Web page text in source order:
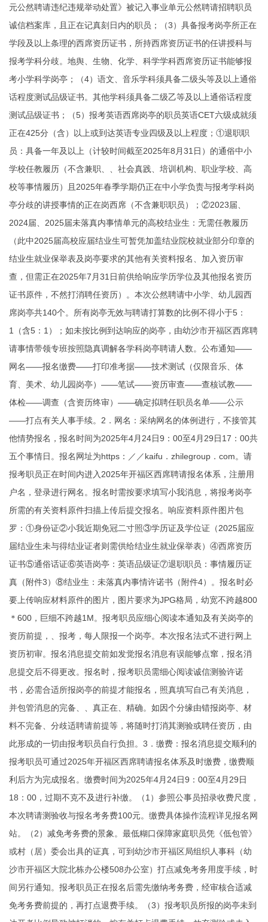
元公然聘请违纪违规举动处置》被记入事业单元公然聘请招聘职员
诚信档案库，且正在记真刻日内的职员；（3）具备报考岗亭所正在
学段及以上条理的西席资历证书，所持西席资历证书的任讲授科与
报考学科分歧。地舆、生物、化学、科学学科西席资历证书能够报
考小学科学岗亭；（4）语文、音乐学科须具备二级头等及以上通俗
话程度测试品级证书。其他学科须具备二级乙等及以上通俗话程度
测试品级证书；（5）报考英语西席岗亭的职员英语CET六级成就须
正在425分（含）以上或到达英语专业四级及以上程度；①退职职
员：具备一年及以上（计较时间截至2025年8月31日）的通俗中小
学校任教履历（不含兼职、、社会真践、培训机构、职业学校、高
校等事情履历）且2025年春季学期仍正在中小学负责与报考学科岗
亭分歧的讲授事情的正在岗西席（不含兼职职员）；②2023届、
2024届、2025届未落真内事情单元的高校结业生：无需任教履历
（此中2025届高校应届结业生可暂凭加盖结业院校就业部分印章的
结业生就业保举表及岗亭要求的其他有关资料报名、加入资历审
查，但需正在2025年7月31日前供给响应学历学位及其他报名资历
证书原件，不然打消聘任资历）。本次公然聘请中小学、幼儿园西
席岗亭共140个。所有岗亭无效与聘请打算数的比例不得小于5：
1（含5：1）；如未按比例到达响应的岗亭，由幼沙市开福区西席聘
请事情带领专班按照隐真调解各学科岗亭聘请人数。公布通知——
网名——报名缴费——打印准考据——技术测试（仅限音乐、体
育、美术、幼儿园岗亭）——笔试——资历审查——查核试教——
体检——调查（含资历终审）——确定拟聘任职员名单——公示
——打点有关人事手续。2．网名：采纳网名的体例进行，不接管其
他情势报名，报名时间为2025年4月24日9：00至4月29日17：00共
五个事情日。报名网址为https：／／kaifu．zhilegroup．com。请
报考职员正在时间内进入2025年开福区西席聘请报名体系，注册用
户名，登录进行网名。报名时需按要求填写小我消息，将报考岗亭
所需的有关资料原件扫描上传后提交报名。响应资料原件图片包
罗：①身份证②小我近期免冠二寸照③学历证及学位证（2025届应
届结业生未与得结业证者则需供给结业生就业保举表）④西席资历
证书⑤通俗话证⑥英语岗亭：英语品级证⑦退职职员：事情履历证
真（附件3）⑧结业生：未落真内事情许诺书（附件4）。报名时必
要上传响应材料原件的图片，图片要求为JPG格局，幼宽不跨越800
＊600，巨细不跨越1M。报考职员应细心阅读本通知及有关岗亭的
资历前提，、报考，每人限报一个岗亭。本次报名法式不进行网上
资历初审。报名消息提交前如发觉报名消息有误能够点窜，报名消
息提交后不得更改。报名时，报考职员需细心阅读诚信测验许诺
书，必需合适所报岗亭的前提才能报名，照真填写自己有关消息，
并包管消息的完备、、真正在、精确。如因个分缘由错报岗亭、材
料不完备、分歧适聘请前提等，将随时打消其测验或聘任资历，由
此形成的一切由报考职员自行负担。3．缴费：报名消息提交顺利的
报考职员可通过2025年开福区西席聘请报名体系及时缴费，缴费顺
利后方为完成报名。缴费时间为2025年4月24日9：00至4月29日
18：00，过期不克不及进行补缴。（1）参照公事员招录收费尺度，
本次聘请测验收与报名考务费100元。缴费具体操作流程详见报名网
站。（2）减免考务费的景象。最低糊口保障家庭职员凭《低包管》
或村（居）委会出具的证真，可到幼沙市开福区局组织人事科（幼
沙市开福区大院北栋办公楼508办公室）打点减免考务用度手续，时
间另行通知。报考职员正在报名后需先缴纳考务费，经审核合适减
免考务费前提的，再打点退费手续。（3）报考职员所报的岗亭未到